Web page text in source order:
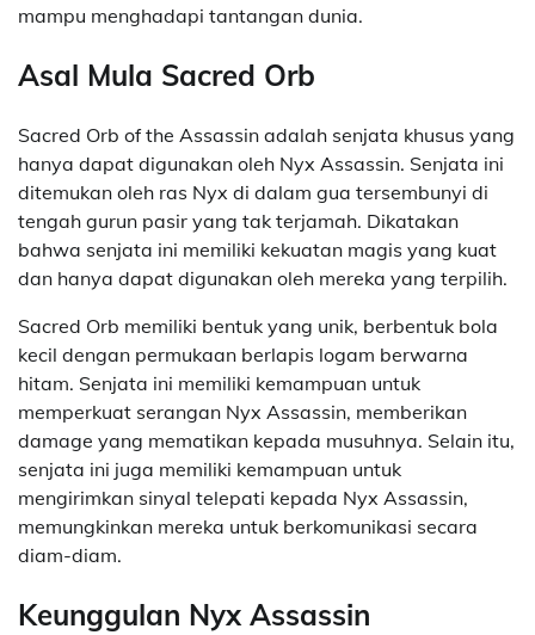
mampu menghadapi tantangan dunia.
Asal Mula Sacred Orb
Sacred Orb of the Assassin adalah senjata khusus yang
hanya dapat digunakan oleh Nyx Assassin. Senjata ini
ditemukan oleh ras Nyx di dalam gua tersembunyi di
tengah gurun pasir yang tak terjamah. Dikatakan
bahwa senjata ini memiliki kekuatan magis yang kuat
dan hanya dapat digunakan oleh mereka yang terpilih.
Sacred Orb memiliki bentuk yang unik, berbentuk bola
kecil dengan permukaan berlapis logam berwarna
hitam. Senjata ini memiliki kemampuan untuk
memperkuat serangan Nyx Assassin, memberikan
damage yang mematikan kepada musuhnya. Selain itu,
senjata ini juga memiliki kemampuan untuk
mengirimkan sinyal telepati kepada Nyx Assassin,
memungkinkan mereka untuk berkomunikasi secara
diam-diam.
Keunggulan Nyx Assassin